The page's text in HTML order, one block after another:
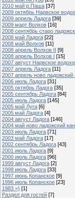
2010 май р.Паша [37]
2009 октябрь Нарвское
2009 апрель Ладога [39]
2009 март Волхов [16]
2008 сентябрь старо
2008 май Ладога [22]
2008 май Волхов [11]
2008 апрель Волхов II [9]
2008 апрель Волхов I [15]
2007 август Нарвское
2007 апрель Ладога [11]
2007 апрель ново ладожский
2006 июль Ладога [31]
2005 октябрь Ладога [35]
2005 сентябрь Ладога [84]
2005 июль Ладога [145]
2005 май Луга [6]
2005 май Ладога [4]
2004 август Ладога [146]
2004 май ново ладожский
2003 июль Ладога [71]
2003 май Ладога [17]
2002 сентябрь Ладога [43]
2001 июль Ладога [9]
2000 июль Ладога [96]
1999 август Ладога [2]
1998 июль Ладога [33]
1997 июнь Копанское [9]
1996 июль Копанское [23]
1983 =) [1]
Раздел для гостей [7]